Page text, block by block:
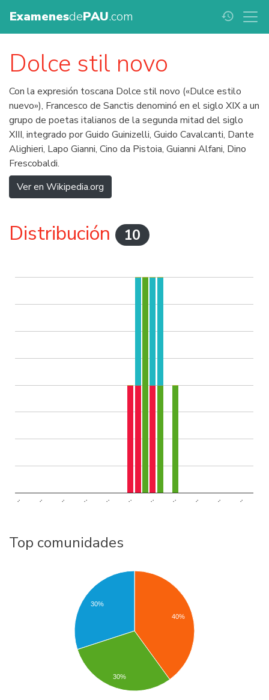
ExamenesdePAU.com history
Dolce stil novo
Con la expresión toscana Dolce stil novo («Dulce estilo
nuevo»), Francesco de Sanctis denominó en el siglo XIX a un
grupo de poetas italianos de la segunda mitad del siglo
XIII, integrado por Guido Guinizelli, Guido Cavalcanti, Dante
Alighieri, Lapo Gianni, Cino da Pistoia, Guianni Alfani, Dino
Frescobaldi.
Ver en Wikipedia.org
Distribución 10
.. .. .. .. .. .. .. .. .. .. ..
Top comunidades
40%
30%
30%